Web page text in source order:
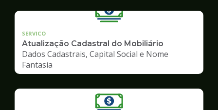
SERVICO
Atualização Cadastral do Mobiliário
Dados Cadastrais, Capital Social e Nome
Fantasia